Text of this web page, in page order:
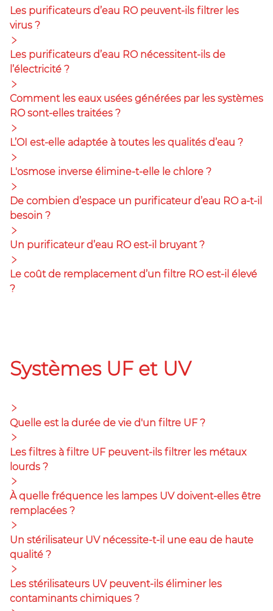
Les purificateurs d’eau RO peuvent-ils filtrer les
virus ?
Les purificateurs d’eau RO nécessitent-ils de
l’électricité ?
Comment les eaux usées générées par les systèmes
RO sont-elles traitées ?
L’OI est-elle adaptée à toutes les qualités d’eau ?
L'osmose inverse élimine-t-elle le chlore ?
De combien d’espace un purificateur d’eau RO a-t-il
besoin ?
Un purificateur d’eau RO est-il bruyant ?
Le coût de remplacement d’un filtre RO est-il élevé
?
Systèmes UF et UV
Quelle est la durée de vie d'un filtre UF ?
Les filtres à filtre UF peuvent-ils filtrer les métaux
lourds ?
À quelle fréquence les lampes UV doivent-elles être
remplacées ?
Un stérilisateur UV nécessite-t-il une eau de haute
qualité ?
Les stérilisateurs UV peuvent-ils éliminer les
contaminants chimiques ?